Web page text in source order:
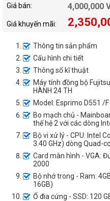
Giá bán:
4,000,000
Giá khuyến mãi:
Thông tin sản phẩm
Cấu hình chi tiết
Thông số kĩ thuật
Máy tính đồng bộ Fujitsu
HÀNH 24 TH
Model: Esprimo D551 /F
Bo mạch chủ -
thế hệ 2 với các dòng
Bộ vi xử lý - CPU: Intel
3.40 GHz) dòng Quad-
Card màn hình - VGA:
2000
Bộ nhớ trong - Ram:
16GB)
Ổ đia cứng - SSD: 120